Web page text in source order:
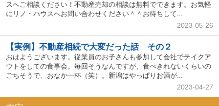
スへご相談ください！不動産売却の相談は無料でできます。お気軽
にリノ・ハウスへお問い合わせください＾＾お待ちして...
2023-05-26
【実例】不動産相続で大変だった話 その２
おはようございます。従業員のお子さんも参加して会社でテイクア
ウトをしての食事会。毎回そうなんですが、食べきれないくらいの
ごちそうで、おなか一杯（笑）。新潟はやっぱりお酒が...
2023-04-27